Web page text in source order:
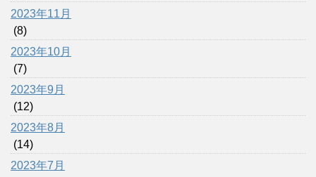
2023年11月
(8)
2023年10月
(7)
2023年9月
(12)
2023年8月
(14)
2023年7月